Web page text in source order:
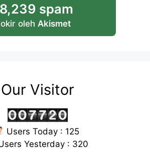
spam
oleh Akismet
Our Visitor
Users Today : 125
Yesterday : 320